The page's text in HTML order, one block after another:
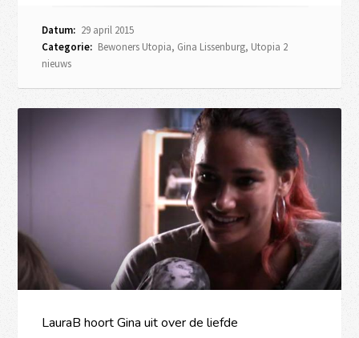
Datum: 29 april 2015
Categorie: Bewoners Utopia, Gina Lissenburg, Utopia 2
nieuws
LauraB hoort Gina uit over de liefde